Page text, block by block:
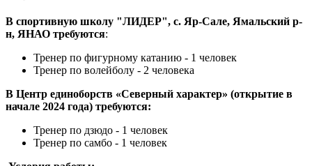
В спортивную школу "ЛИДЕР", с. Яр-Сале, Ямальский р-
н, ЯНАО требуются:
Тренер по фигурному катанию - 1 человек
Тренер по волейболу - 2 человека
В Центр единоборств «Северный характер» (открытие в
начале 2024 года) требуются:
Тренер по дзюдо - 1 человек
Тренер по самбо - 1 человек